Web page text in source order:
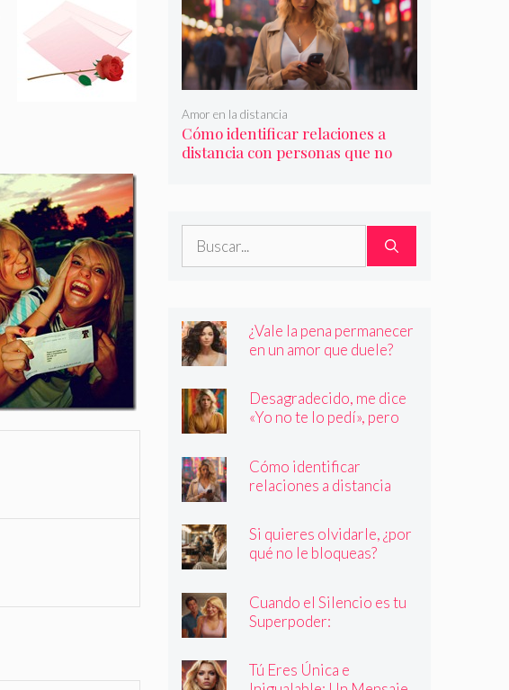
Cómo identificar relaciones a
distancia con personas que no
Amor en la distancia
Buscar:
¿Vale la pena permanecer
en un amor que duele?
Desagradecido, me dice
«Yo no te lo pedí», pero
Cómo identificar
relaciones a distancia
Si quieres olvidarle, ¿por
qué no le bloqueas?
Cuando el Silencio es tu
Superpoder:
de Callar
Tú Eres Única e